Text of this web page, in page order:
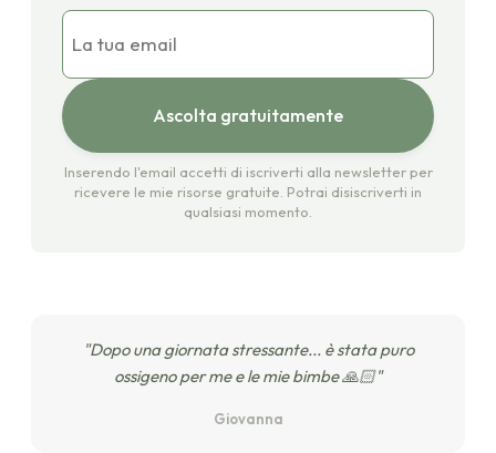
Il tuo indirizzo email
Ascolta gratuitamente
Inserendo l'email accetti di iscriverti alla newsletter per
ricevere le mie risorse gratuite. Potrai disiscriverti in
qualsiasi momento.
"Dopo una giornata stressante... è stata puro
ossigeno per me e le mie bimbe 🙏🏻"
Giovanna